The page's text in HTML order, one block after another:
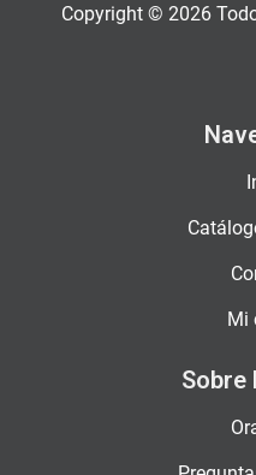
Copyright © 2026
Mi
Sobre